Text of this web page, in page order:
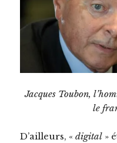
Jacques Toubon,
le
D’ailleurs, «digital »